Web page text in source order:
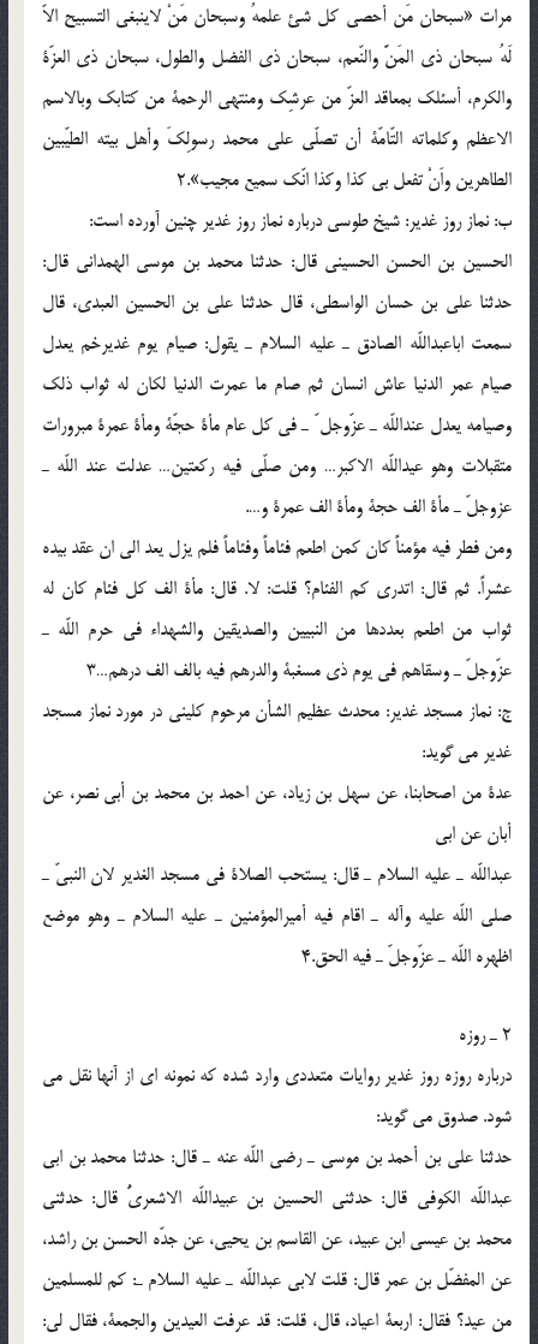
مرات «سبحان مَن أحصى كل شئ علمهُ وسبحان مَنْ لاينبغى التسبيح الاّ
لَهُ سبحان ذى المَنَّ والنّعم، سبحان ذى الفضل والطول، سبحان ذى العزّة
والكرم، أسئلك بمعاقد العزّ من عرشِك ومنتهى الرحمة من كتابك وبالاسم
الاعظم وكلماته التّامّة أن تصلّى على محمد رسولِكَ وأهل بيته الطيّبين
الطاهرين واَنْ تفعل بى كذا وكذا انّك سميع مجيب».2
ب: نماز روز غدير: شيخ طوسى درباره نماز روز غدير چنين آورده است:
الحسين بن الحسن الحسينى قال: حدثنا محمد بن موسى الهمدانى قال:
حدثنا على بن حسان الواسطى، قال حدثنا على بن الحسين العبدى، قال
سمعت اباعبداللّه الصادق ـ عليه السلام ـ يقول: صيام يوم غديرخم يعدل
صيام عمر الدنيا عاش انسان ثم صام ما عمرت الدنيا لكان له ثواب ذلك
وصيامه يعدل عنداللّه ـ عزّوجل ّ ـ فى كل عام مأة حجّة ومأة عمرة مبرورات
متقبلات وهو عيداللّه الاكبر… ومن صلّى فيه ركعتين… عدلت عند اللّه ـ
عزوجلّ ـ مأة الف حجة ومأة الف عمرة و….
ومن فطر فيه مؤمناً كان كمن اطعم فئاماً وفئاماً فلم يزل يعد الى ان عقد بيده
عشراً. ثم قال: اتدرى كم الفئام؟ قلت: لا. قال: مأة الف كل فئام كان له
ثواب من اطعم بعددها من النبيين والصديقين والشهداء فى حرم اللّه ـ
عزّوجلّ ـ وسقاهم فى يوم ذى مسغبة والدرهم فيه بالف الف درهم…3
ج: نماز مسجد غدير: محدث عظيم الشأن مرحوم كلينى در مورد نماز مسجد
غدير مى گويد:
عدة من اصحابنا، عن سهل بن زياد، عن احمد بن محمد بن أبى نصر، عن
أبان عن ابى
عبداللّه ـ عليه السلام ـ قال: يستحب الصلاة فى مسجد الغدير لان النبيّ ـ
صلى اللّه عليه وآله ـ اقام فيه أميرالمؤمنين ـ عليه السلام ـ وهو موضع
اظهره اللّه ـ عزّوجلّ ـ فيه الحق.4
2 ـ روزه
درباره روزه روز غدير روايات متعددى وارد شده كه نمونه اى از آنها نقل مى
شود. صدوق مى گويد:
حدثنا على بن أحمد بن موسى ـ رضى اللّه عنه ـ قال: حدثنا محمد بن ابى
عبداللّه الكوفى قال: حدثنى الحسين بن عبيداللّه الاشعرىُّ قال: حدثنى
محمد بن عيسى ابن عبيد، عن القاسم بن يحيى، عن جدّه الحسن بن راشد،
عن المفضّل بن عمر قال: قلت لابى عبداللّه ـ عليه السلام ـ: كم للمسلمين
من عيد؟ فقال: اربعة اعياد، قال، قلت: قد عرفت العيدين والجمعة، فقال لى: